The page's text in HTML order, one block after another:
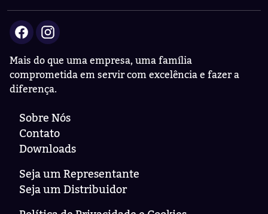
Mais do que uma empresa, uma família
comprometida em servir com excelência e fazer a
diferença.
Sobre Nós
Contato
Downloads
Seja um Representante
Seja um Distribuidor